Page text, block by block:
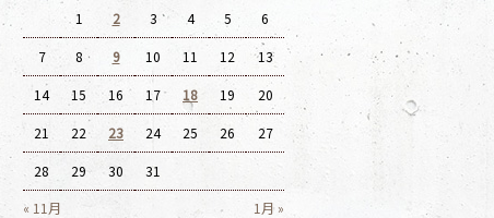
« 11月 1月 »
1 2 3 4 5 6
7 8 9 10 11 12 13
14 15 16 17 18 19 20
21 22 23 24 25 26 27
28 29 30 31